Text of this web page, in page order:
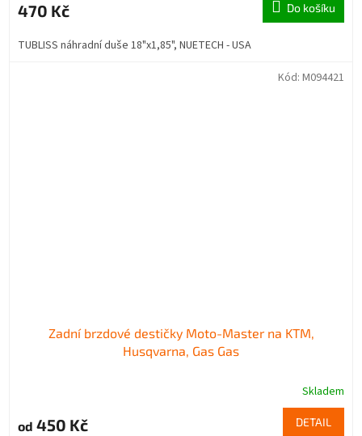
470 Kč Do košíku
TUBLISS náhradní duše 18"x1,85", NUETECH - USA
Zadní brzdové destičky Moto-Master na KTM,
Husqvarna, Gas Gas
Skladem
od 450 Kč DETAIL
Kód: M094421